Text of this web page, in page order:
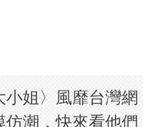
姐〉風靡台灣網
潮，快來看他們